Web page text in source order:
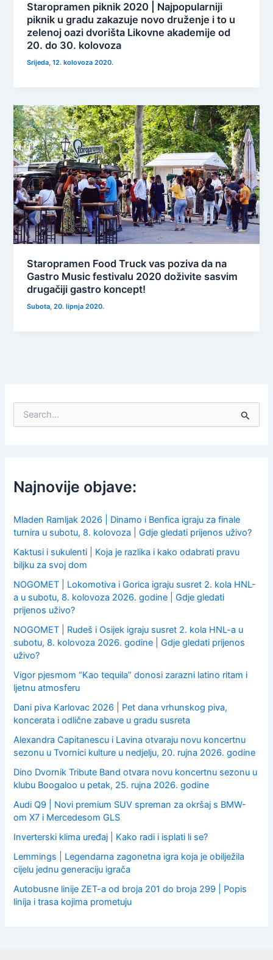
Staropramen piknik 2020 | Najpopularniji
piknik u gradu zakazuje novo druženje i to u
zelenoj oazi dvorišta Likovne akademije od
20. do 30. kolovoza
Srijeda, 12. kolovoza 2020.
Staropramen Food Truck vas poziva da na
Gastro Music festivalu 2020 doživite sasvim
drugačiji gastro koncept!
Subota, 20. lipnja 2020.
f
o
:
Najnovije objave:
Mladen Ramljak 2026 | Dinamo i Benfica igraju za finale
turnira u subotu, 8. kolovoza | Gdje gledati prijenos uživo?
Kaktusi i sukulenti | Koja je razlika i kako odabrati pravu
biljku za svoj dom
NOGOMET | Lokomotiva i Gorica igraju susret 2. kola HNL-
a u subotu, 8. kolovoza 2026. godine | Gdje gledati
prijenos uživo?
NOGOMET | Rudeš i Osijek igraju susret 2. kola HNL-a u
subotu, 8. kolovoza 2026. godine | Gdje gledati prijenos
uživo?
Vigor pjesmom “Kao tequila” donosi zarazni latino ritam i
ljetnu atmosferu
Dani piva Karlovac 2026 | Pet dana vrhunskog piva,
koncerata i odlične zabave u gradu susreta
Alexandra Capitanescu i Lavina otvaraju novu koncertnu
sezonu u Tvornici kulture u nedjelju, 20. rujna 2026. godine
Dino Dvornik Tribute Band otvara novu koncertnu sezonu u
klubu Boogaloo u petak, 25. rujna 2026. godine
Audi Q9 | Novi premium SUV spreman za okršaj s BMW-
om X7 i Mercedesom GLS
Inverterski klima uređaj | Kako radi i isplati li se?
Lemmings | Legendarna zagonetna igra koja je obilježila
cijelu jednu generaciju igrača
Autobusne linije ZET-a od broja 201 do broja 299 | Popis
linija i trasa kojima prometuju